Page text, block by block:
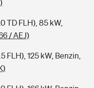
TD FLH), 85 kW,
/ AEJ)
FLH), 125 kW, Benzin,